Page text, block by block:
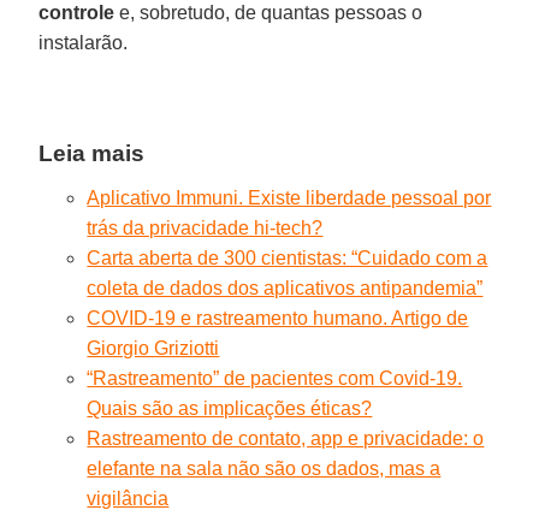
controle e, sobretudo, de quantas pessoas o
instalarão.
Leia mais
Aplicativo Immuni. Existe liberdade pessoal por
trás da privacidade hi-tech?
Carta aberta de 300 cientistas: “Cuidado com a
coleta de dados dos aplicativos antipandemia”
COVID-19 e rastreamento humano. Artigo de
Giorgio Griziotti
“Rastreamento” de pacientes com Covid-19.
Quais são as implicações éticas?
Rastreamento de contato, app e privacidade: o
elefante na sala não são os dados, mas a
vigilância